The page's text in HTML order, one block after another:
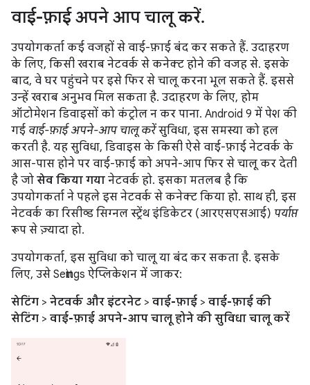
वाई-फ़ाई अपने आप चालू करें.
उपयोगकर्ता कई वजहों से वाई-फ़ाई बंद कर सकते हैं. उदाहरण
के लिए, किसी खराब नेटवर्क से कनेक्ट होने की वजह से. इसके
बाद, वे घर पहुंचने पर इसे फिर से चालू करना भूल सकते हैं. इससे
उन्हें खराब अनुभव मिल सकता है. उदाहरण के लिए, होम
ऑटोमेशन डिवाइसों को कंट्रोल न कर पाना. Android 9 में पेश की
गई वाई-फ़ाई अपने-आप चालू करेंसुविधा, इस समस्या को हल
करती है. यह सुविधा, डिवाइस के किसी ऐसे वाई-फ़ाई नेटवर्क के
आस-पास होने पर वाई-फ़ाई को अपने-आप फिर से चालू कर देती
है जो सेव किया गया नेटवर्क हो. इसका मतलब है कि
उपयोगकर्ता ने पहले इस नेटवर्क से कनेक्ट किया हो. साथ ही, इस
नेटवर्क का रिसीव्ड सिग्नल स्ट्रेंथ इंडिकेटर (आरएसएसआई) पर्याप्त
रूप से ज़्यादा हो.
उपयोगकर्ता, इस सुविधा को चालू या बंद कर सकता है. इसके
लिए, उसे Settings ऐप्लिकेशन में जाकर:
सेटिंग > नेटवर्क और इंटरनेट > वाई-फ़ाई > वाई-फ़ाई की
सेटिंग > वाई-फ़ाई अपने-आप चालू होने की सुविधा चालू करें